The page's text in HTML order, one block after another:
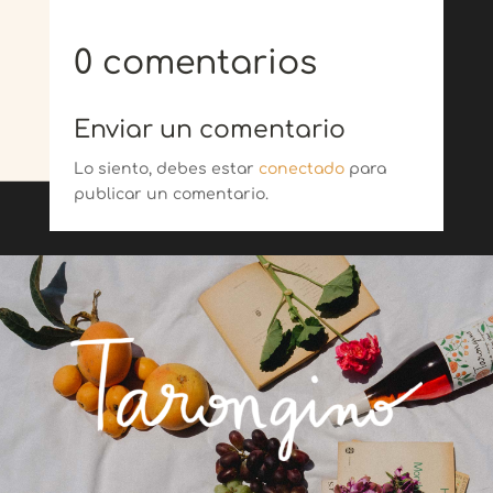
0 comentarios
Enviar un comentario
Lo siento, debes estar conectado para
publicar un comentario.